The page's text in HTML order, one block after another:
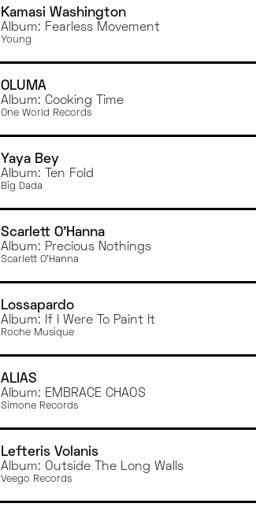
Kamasi Washington
Album: Fearless Movement
Young
OLUMA
Album: Cooking Time
One World Records
Yaya Bey
Album: Ten Fold
Big Dada
Scarlett O'Hanna
Album: Precious Nothings
Scarlett O'Hanna
Lossapardo
Album: If I Were To Paint It
Roche Musique
ALIAS
Album: EMBRACE CHAOS
Simone Records
Lefteris Volanis
Album: Outside The Long Walls
Veego Records